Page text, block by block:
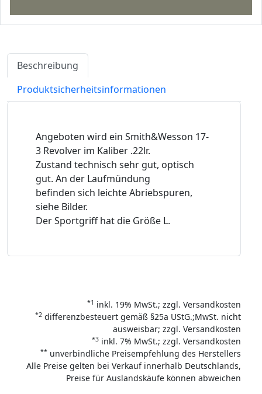
Beschreibung
Produktsicherheitsinformationen
Angeboten wird ein Smith&Wesson 17-
3 Revolver im Kaliber .22lr.
Zustand technisch sehr gut, optisch
gut. An der Laufmündung
befinden sich leichte Abriebspuren,
siehe Bilder.
Der Sportgriff hat die Größe L.
*1 inkl. 19% MwSt.; zzgl. Versandkosten
*2 differenzbesteuert gemäß §25a UStG.;MwSt. nicht
ausweisbar; zzgl. Versandkosten
*3 inkl. 7% MwSt.; zzgl. Versandkosten
** unverbindliche Preisempfehlung des Herstellers
Alle Preise gelten bei Verkauf innerhalb Deutschlands,
Preise für Auslandskäufe können abweichen